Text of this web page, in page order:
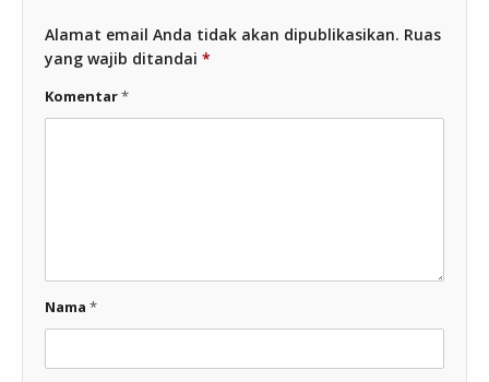
Alamat email Anda tidak akan dipublikasikan. Ruas
yang wajib ditandai *
Komentar*
Nama *